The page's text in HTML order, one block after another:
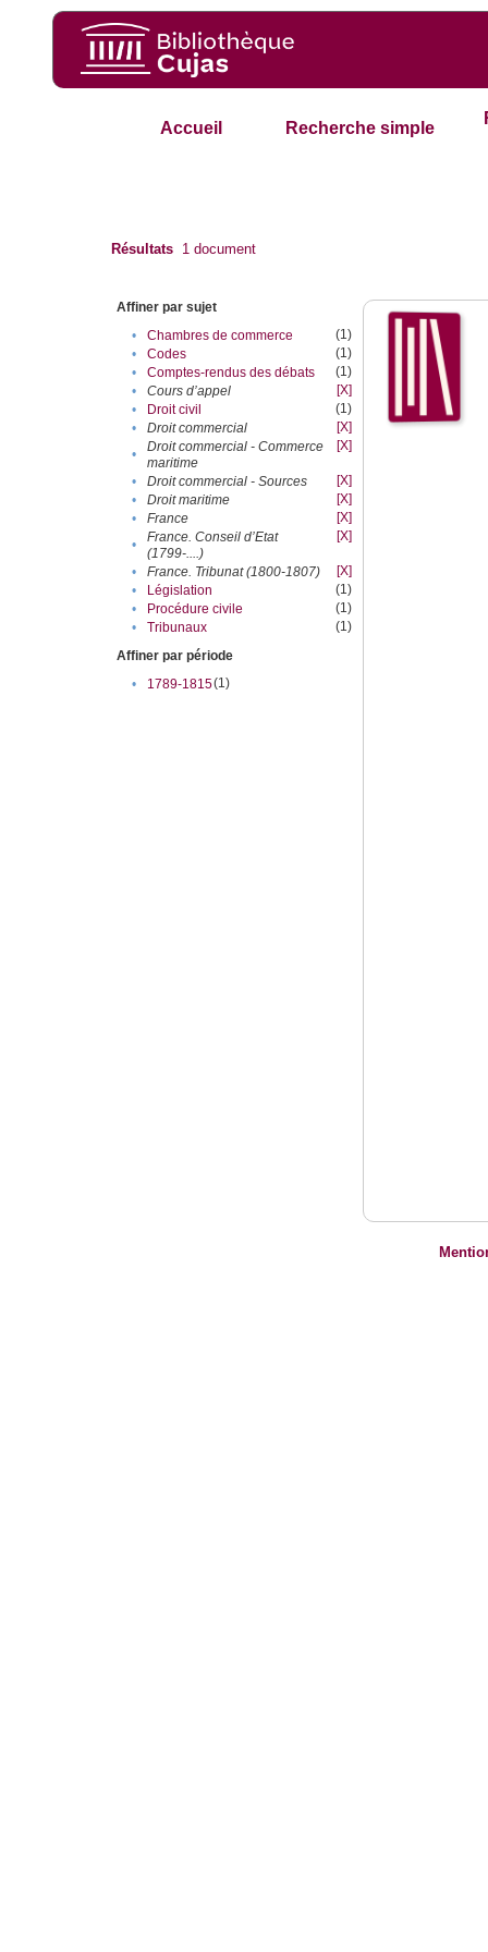
Accueil Recherche simple
Résultats 1 document
Affiner par sujet
•
Chambres de commerce
(1)
•
Codes
(1)
•
Comptes-rendus des débats
(1)
•
Cours d’appel
[X]
•
Droit civil
(1)
•
Droit commercial
[X]
•
Droit commercial - Commerce
maritime
[X]
• Droit commercial - Sources
[X]
•
Droit maritime
[X]
•
France
[X]
•
France. Conseil d’Etat
(1799-....)
[X]
• France. Tribunat (1800-1807)
[X]
•
Législation
(1)
•
Procédure civile
(1)
•
Tribunaux
(1)
Affiner par période
•
1789-1815(1)